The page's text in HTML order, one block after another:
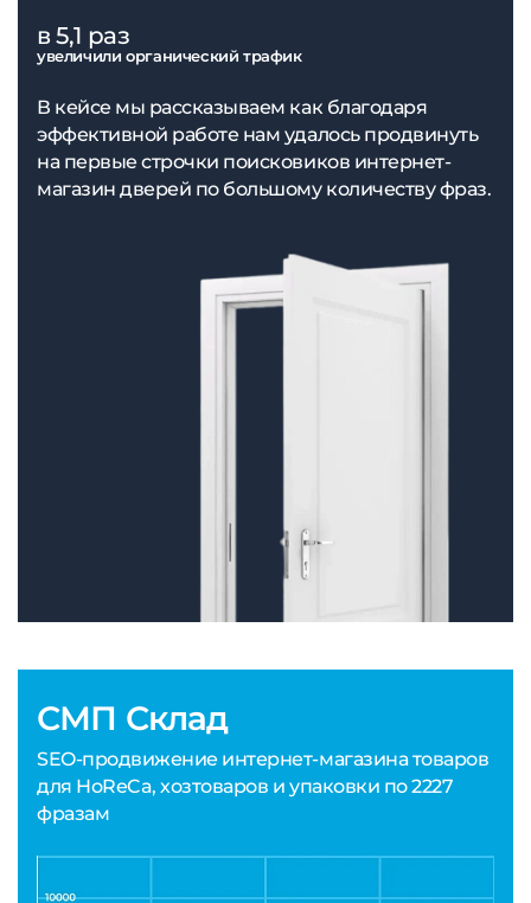
СМП Склад
SEO-продвижение интернет-магазина товаров
для HoReCa, хозтоваров и упаковки по 2227
фразам
в 5,1 раз
увеличили органический трафик
В кейсе мы рассказываем как благодаря
эффективной работе нам удалось продвинуть
на первые строчки поисковиков интернет-
магазин дверей по большому количеству фраз.